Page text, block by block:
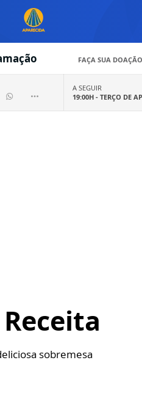
FAÇA SUA DOAÇÃO
A SEGUIR
19:00H - TERÇO DE
sobremesa